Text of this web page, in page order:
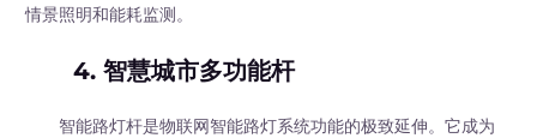
情景照明和能耗监测。
4. 智慧城市多功能杆
智能路灯杆是物联网智能路灯系统功能的极致延伸。它成为